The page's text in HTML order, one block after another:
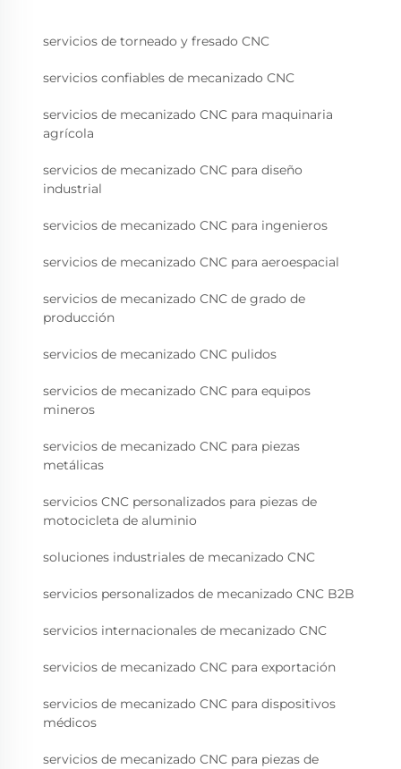
servicios de torneado y fresado CNC
servicios confiables de mecanizado CNC
servicios de mecanizado CNC para maquinaria
agrícola
servicios de mecanizado CNC para diseño
industrial
servicios de mecanizado CNC para ingenieros
servicios de mecanizado CNC para aeroespacial
servicios de mecanizado CNC de grado de
producción
servicios de mecanizado CNC pulidos
servicios de mecanizado CNC para equipos
mineros
servicios de mecanizado CNC para piezas
metálicas
servicios CNC personalizados para piezas de
motocicleta de aluminio
soluciones industriales de mecanizado CNC
servicios personalizados de mecanizado CNC B2B
servicios internacionales de mecanizado CNC
servicios de mecanizado CNC para exportación
servicios de mecanizado CNC para dispositivos
médicos
servicios de mecanizado CNC para piezas de